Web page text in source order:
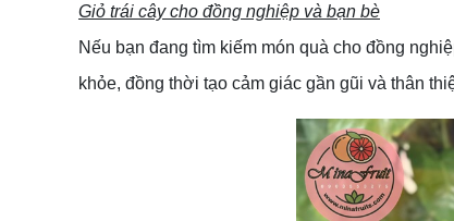
Giỏ trái cây cho đồng nghiệp và bạn bè
Nếu bạn đang tìm kiếm món quà cho đồng
khỏe, đồng thời tạo cảm giác gần gũi và thân